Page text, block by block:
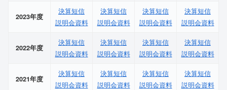
2023年度
決算短信
説明会資料
決算短信
説明会資料
決算短信
説明会資料
決算短信
説明会資料
2022年度
決算短信
説明会資料
決算短信
説明会資料
決算短信
説明会資料
決算短信
説明会資料
2021年度
決算短信
説明会資料
決算短信
説明会資料
決算短信
説明会資料
決算短信
説明会資料